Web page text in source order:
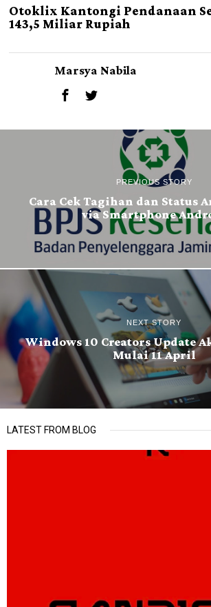
Otoklix Kantongi Pendanaan
143,5 Miliar Rupiah
Marsya Nabila
PREVIOUS STORY
Cara Cek Tagihan dan Status
via Smartphone
NEXT STORY
Windows 10 Creators Update
Mulai 11 April
LATEST FROM BLOG